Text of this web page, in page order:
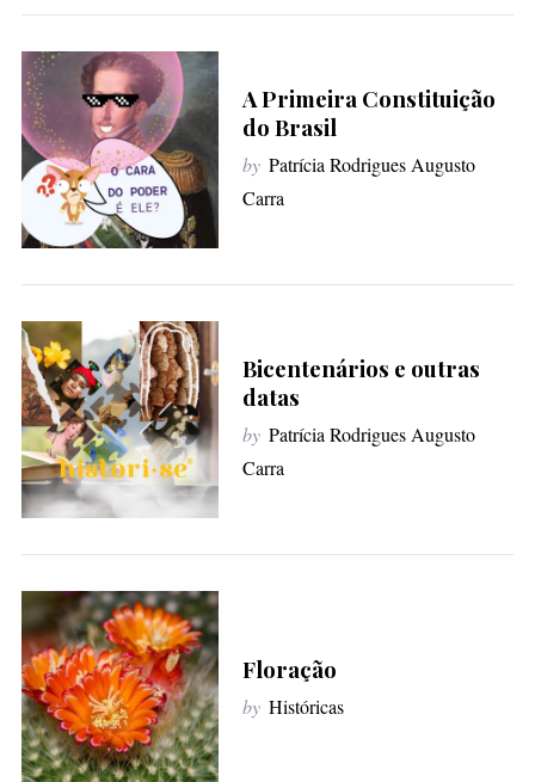
A Primeira Constituição
do Brasil
by Patrícia Rodrigues Augusto
Carra
Bicentenários e outras
datas
by Patrícia Rodrigues Augusto
Carra
Floração
by Históricas
e
f
o
r
: